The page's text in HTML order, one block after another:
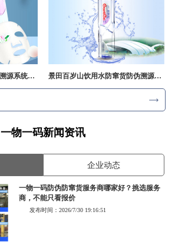
面膜一物一码防伪防窜货溯源系统开发 景田百岁山饮用水防窜货防伪溯源成功案例
一物一码新闻资讯
企业动态
一物一码防伪防窜货服务商哪家好？挑选服务
商，不能只看报价
发布时间：2026/7/30 19:16:51